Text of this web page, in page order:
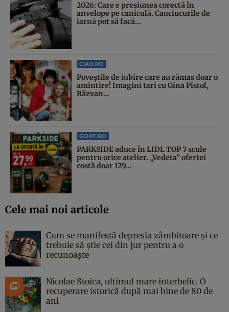
2026: Care e presiunea corectă în
anvelope pe caniculă. Cauciucurile de
iarnă pot să facă...
CIAO.RO
Poveştile de iubire care au rămas doar o
amintire! Imagini tari cu Gina Pistol,
Răzvan...
GO4IT.RO
PARKSIDE aduce în LIDL TOP 7 scule
pentru orice atelier. „Vedeta” ofertei
costă doar 129...
Cele mai noi articole
Cum se manifestă depresia zâmbitoare și ce
trebuie să știe cei din jur pentru a o
recunoaște
Nicolae Stoica, ultimul mare interbelic. O
recuperare istorică după mai bine de 80 de
ani